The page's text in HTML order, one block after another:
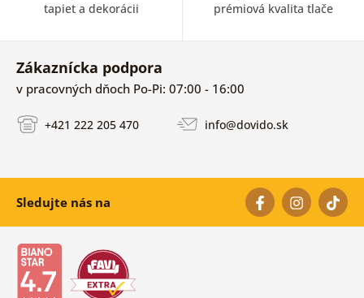
tapiet a dekorácii prémiová kvalita tlače
Zákaznícka podpora
v pracovných dňoch Po-Pi: 07:00 - 16:00
+421 222 205 470 info@dovido.sk
Sledujte nás na